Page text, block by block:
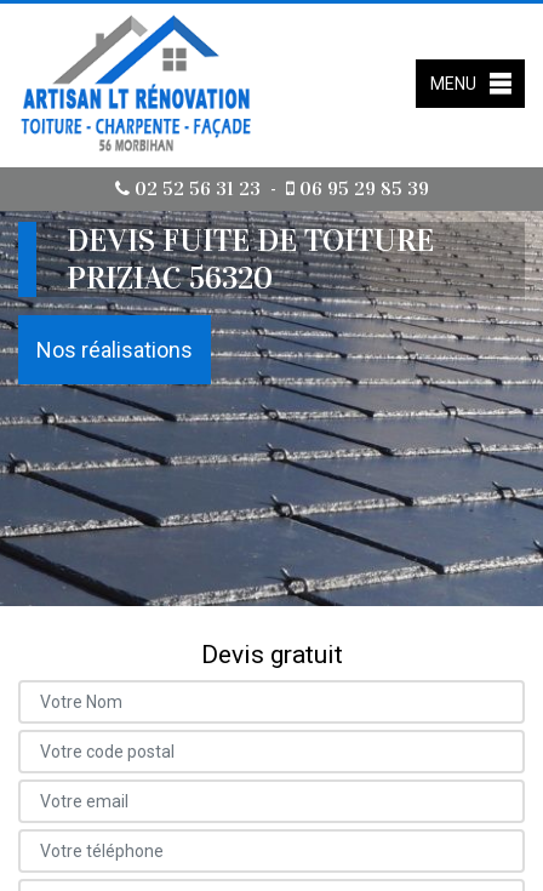
02 52 56 31 23 - 06 95 29 85 39
MENU
DEVIS FUITE DE TOITURE
PRIZIAC 56320
Nos réalisations
Devis gratuit